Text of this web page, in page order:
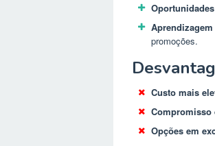
promoções.
Custo mais
Compromisso
Opções em